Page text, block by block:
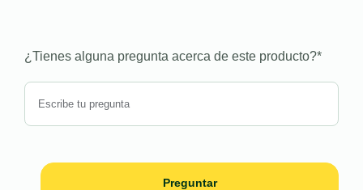
¿Tienes alguna pregunta acerca de este producto?*
Preguntar